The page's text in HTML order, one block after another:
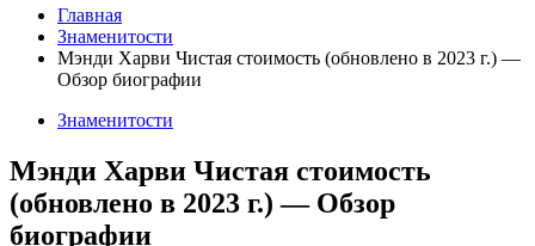
Главная
Знаменитости
Мэнди Харви Чистая стоимость (обновлено в 2023 г.) —
Обзор биографии
Знаменитости
Мэнди Харви Чистая стоимость
(обновлено в 2023 г.) — Обзор
биографии